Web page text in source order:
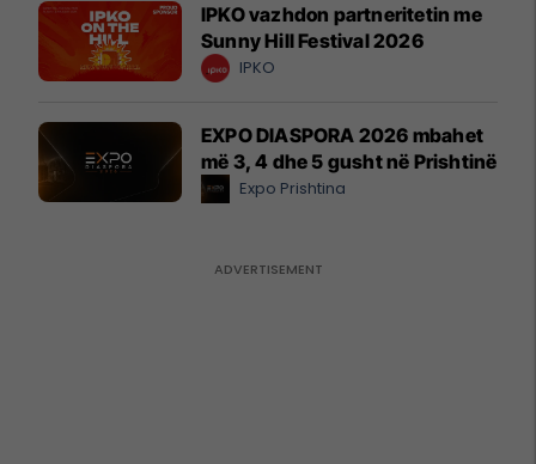
IPKO vazhdon partneritetin me
Sunny Hill Festival 2026
IPKO
EXPO DIASPORA 2026 mbahet
më 3, 4 dhe 5 gusht në Prishtinë
Expo Prishtina